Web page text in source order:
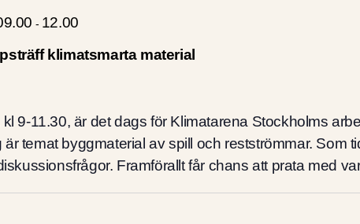
klimatsmarta material
- 12.00
9-11.30, är det dags för Klimatarena Stockholms
temat byggmaterial av spill och restströmmar. Som
Framförallt får chans att prata med